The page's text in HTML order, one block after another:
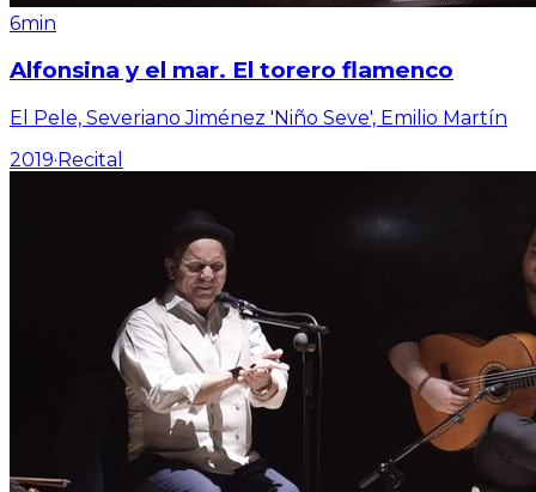
6min
Alfonsina y el mar. El torero flamenco
El Pele, Severiano Jiménez 'Niño Seve', Emilio Martín
2019·Recital